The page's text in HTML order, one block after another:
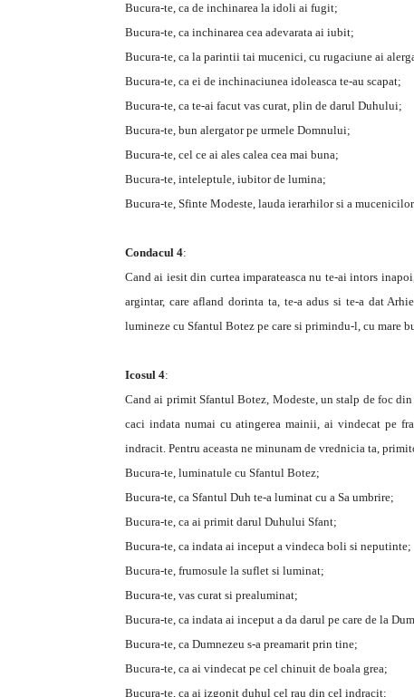
Bucura-te, ca de inchinarea la idoli ai fugit;
Bucura-te, ca inchinarea cea adevarata ai iubit;
Bucura-te, ca la parintii tai mucenici, cu rugaciune ai
Bucura-te, ca ei de inchinaciunea idoleasca te-au scapat;
Bucura-te, ca te-ai facut vas curat, plin de darul Duhului;
Bucura-te, bun alergator pe urmele Domnului;
Bucura-te, cel ce ai ales calea cea mai buna;
Bucura-te, inteleptule, iubitor de lumina;
Bucura-te, Sfinte Modeste, lauda ierarhilor si a
Condacul 4:
Cand ai iesit din curtea imparateasca nu te-ai intors
argintar, care afland dorinta ta, te-a adus si te-a dat
lumineze cu Sfantul Botez pe care si primindu-l, cu mare
Icosul 4:
Cand ai primit Sfantul Botez, Modeste, un stalp de foc
caci indata numai cu atingerea mainii, ai vindecat pe
indracit. Pentru aceasta ne minunam de vrednicia ta,
Bucura-te, luminatule cu Sfantul Botez;
Bucura-te, ca Sfantul Duh te-a luminat cu a Sa umbrire;
Bucura-te, ca ai primit darul Duhului Sfant;
Bucura-te, ca indata ai inceput a vindeca boli si neputinte;
Bucura-te, frumosule la suflet si luminat;
Bucura-te, vas curat si prealuminat;
Bucura-te, ca indata ai inceput a da darul pe care de la
Bucura-te, ca Dumnezeu s-a preamarit prin tine;
Bucura-te, ca ai vindecat pe cel chinuit de boala grea;
Bucura-te, ca ai izgonit duhul cel rau din cel indracit;